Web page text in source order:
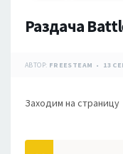
Раздача
АВТОР: FREESTEAM 13
Заходим на страницу